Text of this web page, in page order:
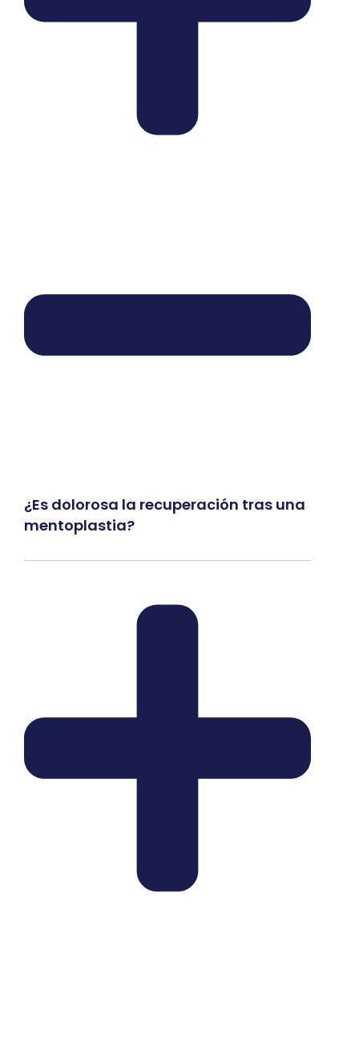
¿Es dolorosa la recuperación tras una
mentoplastia?